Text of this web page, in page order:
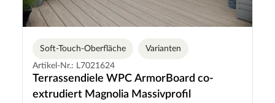
Soft-Touch-Oberfläche
Varianten
Artikel-Nr.: L7021624
Terrassendiele WPC ArmorBoard co-
extrudiert Magnolia Massivprofil